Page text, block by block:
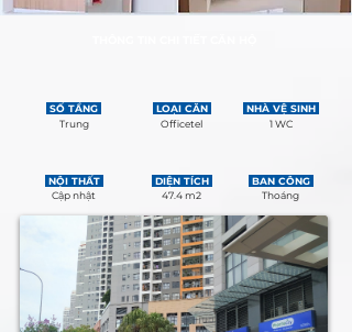
SỐ TẦNG
Trung
LOẠI CĂN
Officetel
NHÀ VỆ SINH
1 WC
NỘI THẤT
Cập nhật
DIỆN TÍCH
47.4 m2
BAN CÔNG
Thoáng